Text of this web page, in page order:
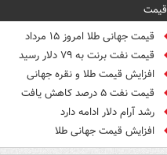
قیمت
قیمت جهانی طلا امروز ۱۵ مرداد
قیمت نفت برنت به ۷۹ دلار رسید
افزایش قیمت طلا و نقره جهانی
قیمت نفت ۵ درصد کاهش یافت
رشد آرام دلار ادامه دارد
افزایش قیمت جهانی طلا